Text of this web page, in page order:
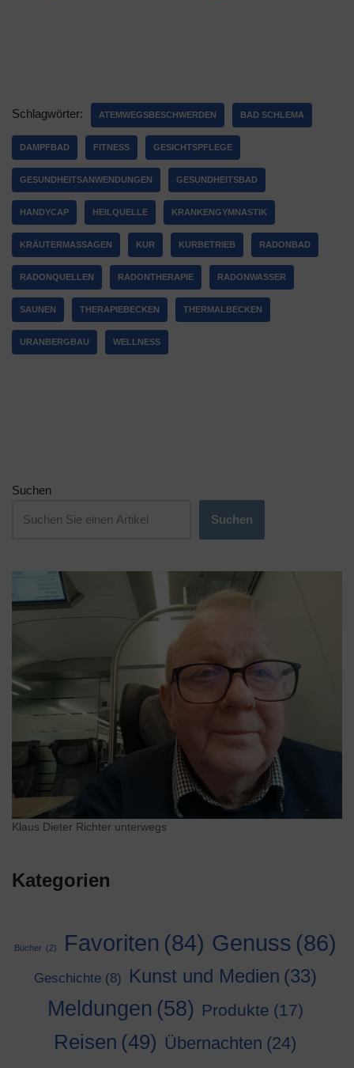
Schlagwörter: ATEMWEGSBESCHWERDEN BAD SCHLEMA
DAMPFBAD FITNESS GESICHTSPFLEGE
GESUNDHEITSANWENDUNGEN GESUNDHEITSBAD
HANDYCAP HEILQUELLE KRANKENGYMNASTIK
KRÄUTERMASSAGEN KUR KURBETRIEB RADONBAD
RADONQUELLEN RADONTHERAPIE RADONWASSER
SAUNEN THERAPIEBECKEN THERMALBECKEN
URANBERGBAU WELLNESS
Suchen
Suchen
Klaus Dieter Richter unterwegs
Kategorien
Bücher (2) Favoriten (84) Genuss (86)
Geschichte (8) Kunst und Medien (33)
Meldungen (58) Produkte (17)
Reisen (49) Übernachten (24)